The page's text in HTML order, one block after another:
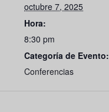
octubre 7, 2025
Hora:
8:30 pm
Categoría de Evento:
Conferencias